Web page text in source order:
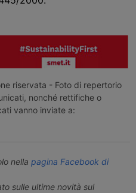
riservata - Foto di repertorio
nonché rettifiche o
vanno inviate a:
nella pagina Facebook di
sulle ultime novità sul